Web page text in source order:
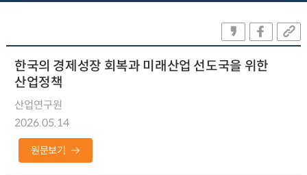
한국의 경제성장 회복과 미래산업 선도국을 위한
산업정책
산업연구원
2026.05.14
원문보기